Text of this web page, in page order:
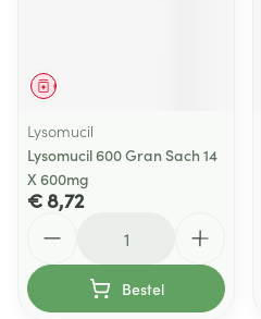
Geneesmiddel
Lysomucil
Lysomucil 600 Gran Sach 14
X 600mg
€ 8,72
Bestel